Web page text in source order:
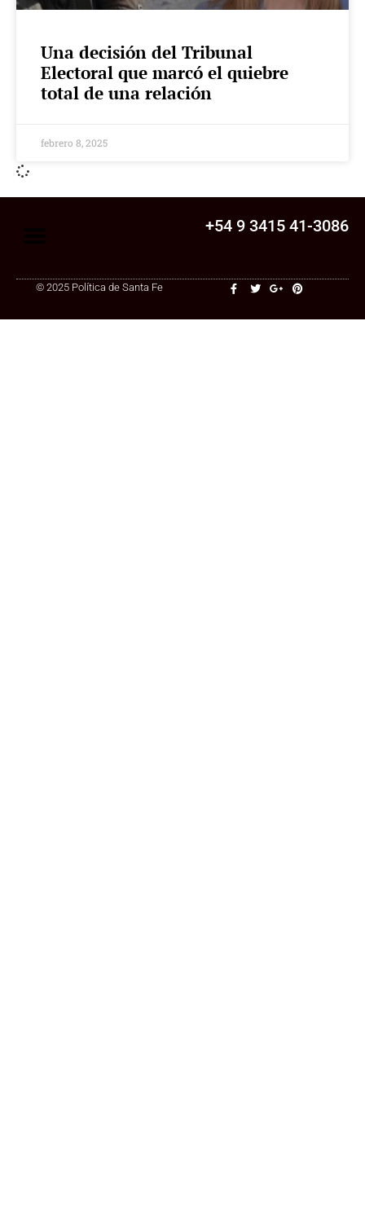
Una decisión del Tribunal
Electoral que marcó el quiebre
total de una relación
febrero 8, 2025
+54 9 3415 41-3086
© 2025 Política de Santa Fe